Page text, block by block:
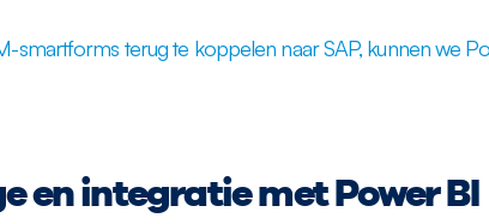
smartforms terug te koppelen naar SAP, kunnen we
en integratie met Power BI